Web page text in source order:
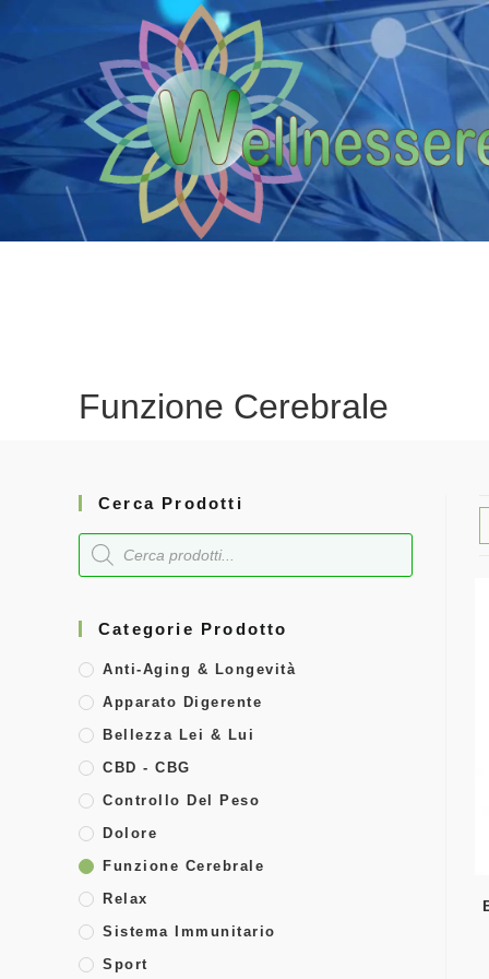
Funzione Cerebrale
Cerca Prodotti
Categorie Prodotto
Anti-Aging & Longevità
Apparato Digerente
Bellezza Lei & Lui
CBD - CBG
Controllo Del Peso
Dolore
Funzione Cerebrale
Relax
Sistema Immunitario
Sport